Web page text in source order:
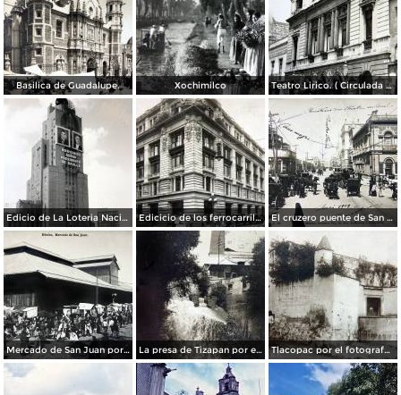
Basilica de Guadalupe. Xochimilco Teatro Lirico. ( Circulada el 1 de Agosto de 1926 ).
Edicio de La Loteria Nacional Ciudad de México Abril de 1964 Edicicio de los ferrocarriles. El cruzero puente de San Francisco y Guardiola por el fotografo Felix Miret.
Mercado de San Juan por el fotografo Felix Miret La presa de Tizapan por el fotografo Fernando Kososky. ( Circulada el 22 de Diembre de 1910 ). Tlacopac por el fotografo Hugo Brehme.